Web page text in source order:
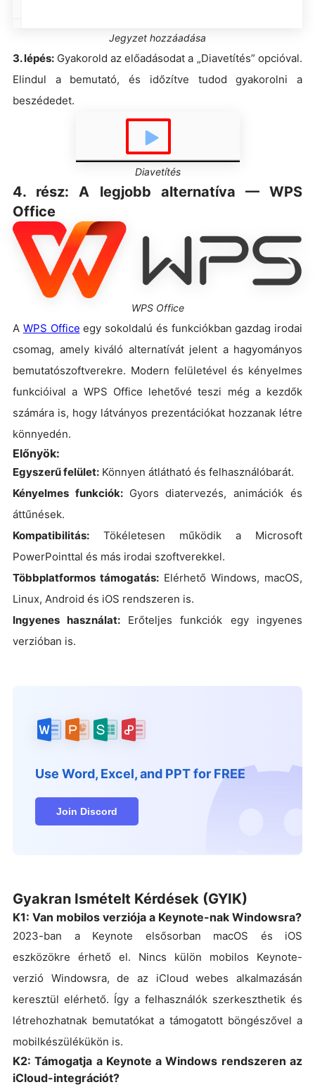
Jegyzet hozzáadása
3. lépés: Gyakorold az előadásodat a „Diavetítés” opcióval.
Elindul a bemutató, és időzítve tudod gyakorolni a
beszédedet.
Diavetítés
4. rész: A legjobb alternatíva — WPS
Office
WPS Office
A WPS Office egy sokoldalú és funkciókban gazdag irodai
csomag, amely kiváló alternatívát jelent a hagyományos
bemutatószoftverekre. Modern felületével és kényelmes
funkcióival a WPS Office lehetővé teszi még a kezdők
számára is, hogy látványos prezentációkat hozzanak létre
könnyedén.
Előnyök:
Egyszerű felület: Könnyen átlátható és felhasználóbarát.
Kényelmes funkciók: Gyors diatervezés, animációk és
áttűnések.
Kompatibilitás: Tökéletesen működik a Microsoft
PowerPointtal és más irodai szoftverekkel.
Többplatformos támogatás: Elérhető Windows, macOS,
Linux, Android és iOS rendszeren is.
Ingyenes használat: Erőteljes funkciók egy ingyenes
verzióban is.
Use Word, Excel, and PPT for FREE
Join Discord
Gyakran Ismételt Kérdések (GYIK)
K1: Van mobilos verziója a Keynote-nak Windowsra?
2023-ban a Keynote elsősorban macOS és iOS
eszközökre érhető el. Nincs külön mobilos Keynote-
verzió Windowsra, de az iCloud webes alkalmazásán
keresztül elérhető. Így a felhasználók szerkeszthetik és
létrehozhatnak bemutatókat a támogatott böngészővel a
mobilkészülékükön is.
K2: Támogatja a Keynote a Windows rendszeren az
iCloud-integrációt?